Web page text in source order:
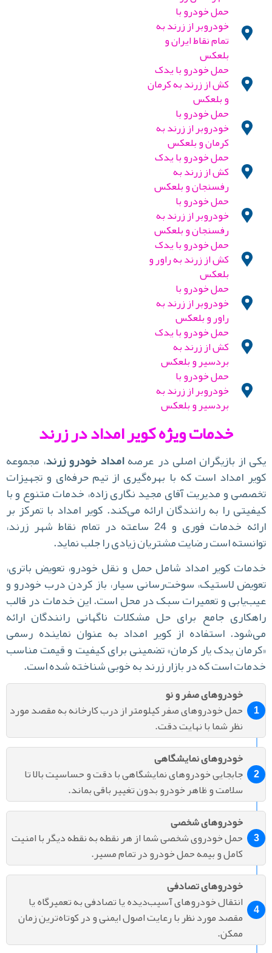
حمل خودرو با
خودروبر از زرند به
تمام نقاط ایران و
بلعکس
حمل خودرو با یدک
کش از زرند به کرمان
و بلعکس
حمل خودرو با
خودروبر از زرند به
کرمان و بلعکس
حمل خودرو با یدک
کش از زرند به
رفسنجان و بلعکس
حمل خودرو با
خودروبر از زرند به
رفسنجان و بلعکس
حمل خودرو با یدک
کش از زرند به راور و
بلعکس
حمل خودرو با
خودروبر از زرند به
راور و بلعکس
حمل خودرو با یدک
کش از زرند به
بردسیر و بلعکس
حمل خودرو با
خودروبر از زرند به
بردسیر و بلعکس
خدمات ویژه کویر امداد در زرند
از بازیگران اصلی در عرصهامداد خودرو زرند، مجموعه
امداد است که با بهره‌گیری از تیم حرفه‌ای و تجهیزات
و مدیریت آقای مجید نگاری زاده، خدمات متنوع و با
را به رانندگان ارائه می‌کند. کویر امداد با تمرکز بر
ارائه خدمات فوری و 24 ساعته در تمام نقاط شهر زرند،
است رضایت مشتریان زیادی را جلب نماید.
کویر امداد شامل حمل و نقل خودرو، تعویض باتری،
لاستیک، سوخت‌رسانی سیار، باز کردن درب خودرو و
و تعمیرات سبک در محل است. این خدمات در قالب
جامع برای حل مشکلات ناگهانی رانندگان ارائه
استفاده از کویر امداد به عنوان نماینده رسمی
یدک یار کرمان» تضمینی برای کیفیت و قیمت مناسب
است که در بازار زرند به خوبی شناخته شده است.
خودروهای صفر و نو
حمل خودروهای صفر کیلومتر از درب کارخانه به مقصد مورد
نظر شما با نهایت دقت.
خودروهای نمایشگاهی
جابجایی خودروهای نمایشگاهی با دقت و حساسیت بالا تا
سلامت و ظاهر خودرو بدون تغییر باقی بماند.
خودروهای شخصی
حمل خودروی شخصی شما از هر نقطه به نقطه دیگر با امنیت
کامل و بیمه حمل خودرو در تمام مسیر.
خودروهای تصادفی
انتقال خودروهای آسیب‌دیده یا تصادفی به تعمیرگاه یا
مقصد مورد نظر با رعایت اصول ایمنی و در کوتاه‌ترین زمان
ممکن.